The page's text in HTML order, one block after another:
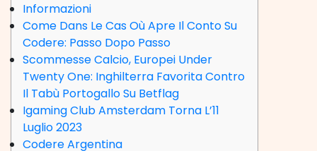
Informazioni
Come Dans Le Cas Où Apre Il Conto Su
Codere: Passo Dopo Passo
Scommesse Calcio, Europei Under
Twenty One: Inghilterra Favorita Contro
Il Tabù Portogallo Su Betflag
Igaming Club Amsterdam Torna L’11
Luglio 2023
Codere Argentina